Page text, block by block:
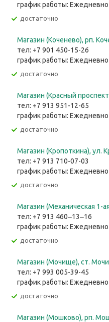
график работы: Ежедневно
Достаточно
Магазин (Коченево), рп.
тел: +7 901 450-15-26
график работы: Ежедневно
Достаточно
Магазин (Красный
тел: +7 913 951-12-65
график работы: Ежедневно
Достаточно
Магазин (Кропоткина), ул.
тел: +7 913 710-07-03
график работы: Ежедневно
Достаточно
Магазин (Механическая 1-
тел: +7 913 460‒13‒16
график работы: Ежедневно
Достаточно
Магазин (Мочище), ст.
тел: +7 993 005-39-45
график работы: Ежедневно
Достаточно
Магазин (Мошково), рп.